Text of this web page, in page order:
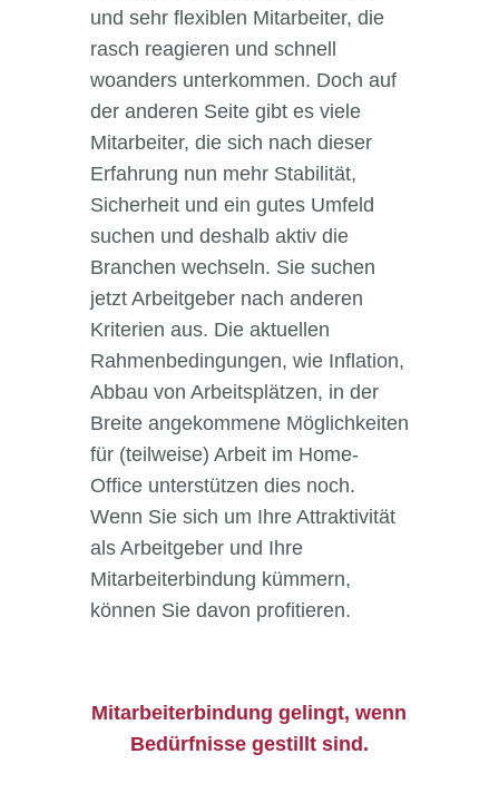
und sehr flexiblen Mitarbeiter, die
rasch reagieren und schnell
woanders unterkommen. Doch auf
der anderen Seite gibt es viele
Mitarbeiter, die sich nach dieser
Erfahrung nun mehr Stabilität,
Sicherheit und ein gutes Umfeld
suchen und deshalb aktiv die
Branchen wechseln. Sie suchen
jetzt Arbeitgeber nach anderen
Kriterien aus. Die aktuellen
Rahmenbedingungen, wie Inflation,
Abbau von Arbeitsplätzen, in der
Breite angekommene Möglichkeiten
für (teilweise) Arbeit im Home-
Office unterstützen dies noch.
Wenn Sie sich um Ihre Attraktivität
als Arbeitgeber und Ihre
Mitarbeiterbindung kümmern,
können Sie davon profitieren.
Mitarbeiterbindung gelingt, wenn
Bedürfnisse gestillt sind.